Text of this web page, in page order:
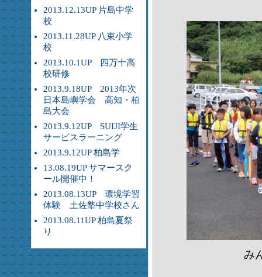
2013.12.13UP 片島中学
校
2013.11.28UP 八束小学
校
2013.10.1UP 四万十高
校研修
2013.9.18UP 2013年次
日本島嶼学会 高知・柏
島大会
2013.9.12UP SUIJI学生
サービスラーニング
2013.9.12UP 柏島学
13.08.19UP サマースク
ール開催中！
2013.08.13UP 環境学習
体験 土佐塾中学校さん
2013.08.11UP 柏島夏祭
り
み